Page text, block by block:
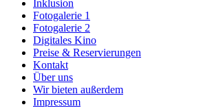
Inklusion
Fotogalerie 1
Fotogalerie 2
Digitales Kino
Preise & Reservierungen
Kontakt
Über uns
Wir bieten außerdem
Impressum